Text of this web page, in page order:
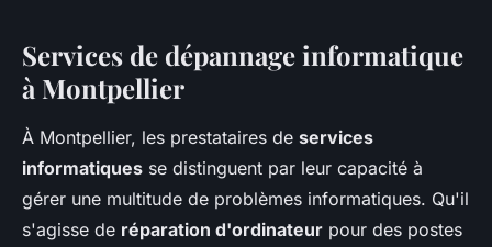
Services de dépannage informatique
à Montpellier
À Montpellier, les prestataires de services
informatiques se distinguent par leur capacité à
gérer une multitude de problèmes informatiques. Qu'il
s'agisse de réparation d'ordinateur pour des postes